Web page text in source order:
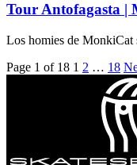
Tour Antofagasta |
Los homies de MonkiCat
Page 1 of 18 1 2 … 18